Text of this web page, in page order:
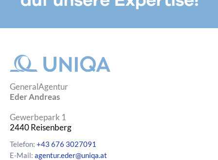
GeneralAgentur
Eder Andreas
Gewerbepark 1
2440Reisenberg
Telefon: +43 676 3027091
E-Mail: agentur.eder@uniqa.at